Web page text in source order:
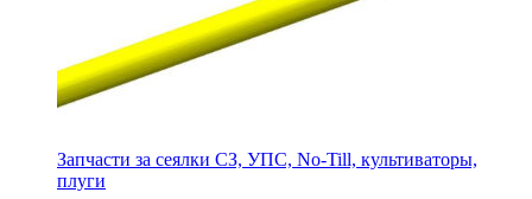
Запчасти за сеялки СЗ, УПС, No-Till, культиваторы,
плуги